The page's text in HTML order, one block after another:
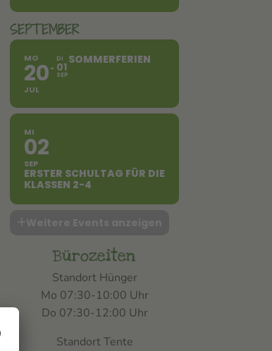
SEPTEMBER
MO
20
JUL
DI
01
SEP
SOMMERFERIEN
MI
02
SEP
ERSTER SCHULTAG FÜR DIE
KLASSEN 2-4
Bürozeiten
Standort Hünger
Mo 07:30-10:00 Uhr
Do 07:30-12:00 Uhr
Standort Tente